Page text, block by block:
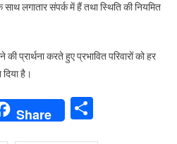
तबाही
लगातार संपर्क में हैं तथा स्थिति की नियमित
प्रार्थना करते हुए प्रभावित परिवारों को हर
है।
Share Share